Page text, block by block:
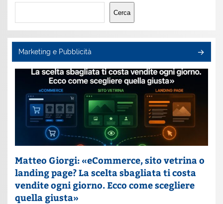
Cerca
Cerca
Marketing e Pubblicità
Matteo Giorgi: «eCommerce, sito vetrina o
landing page? La scelta sbagliata ti costa
vendite ogni giorno. Ecco come scegliere
quella giusta»